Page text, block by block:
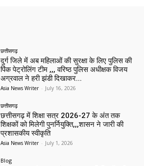
छत्तीसगढ़
दुर्ग जिले में अब महिलाओं की सुरक्षा के लिए पुलिस की
पिंक पेट्रोलिंग टीम ,,, वरिष्ठ पुलिस अधीक्षक विजय
अग्रवाल ने हरी झंडी दिखाकर...
Asia News Writer - July 16, 2026
छत्तीसगढ़
छत्तीसगढ़ में शिक्षा सत्र 2026-27 के अंत तक
शिक्षकों को मिलेगी पुनर्नियुक्ति,,,शासन ने जारी की
प्रशासकीय स्वीकृति
Asia News Writer - July 1, 2026
Blog